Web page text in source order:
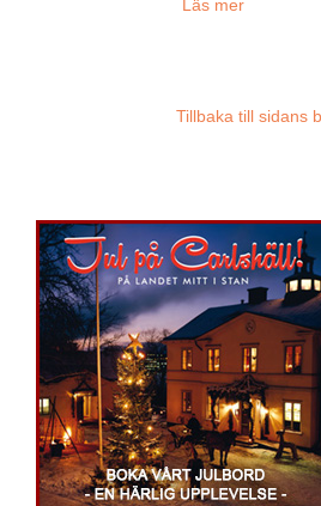
Läs mer
Tillbaka till sidans